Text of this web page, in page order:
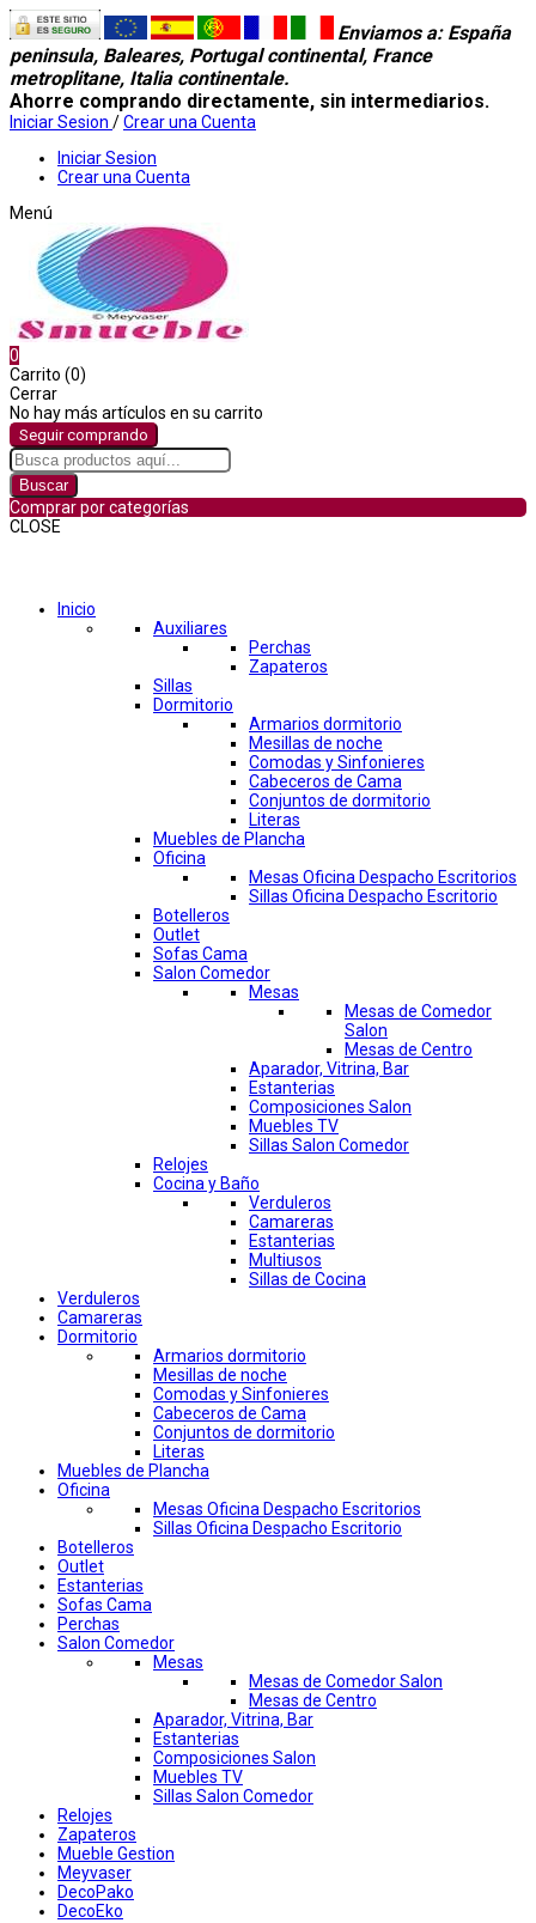
Enviamos a: España
peninsula, Baleares, Portugal continental, France
metroplitane, Italia continentale.
Ahorre comprando directamente, sin intermediarios.
Iniciar Sesion /Crear una Cuenta
Iniciar Sesion
Crear una Cuenta
Menú
0
Carrito (0)
Cerrar
No hay más artículos en su carrito
Seguir comprando
Buscar
Comprar por categorías
CLOSE
Inicio
Auxiliares
Perchas
Zapateros
Sillas
Dormitorio
Armarios dormitorio
Mesillas de noche
Comodas y Sinfonieres
Cabeceros de Cama
Conjuntos de dormitorio
Literas
Muebles de Plancha
Oficina
Mesas Oficina Despacho Escritorios
Sillas Oficina Despacho Escritorio
Botelleros
Outlet
Sofas Cama
Salon Comedor
Mesas
Mesas de Comedor
Salon
Mesas de Centro
Aparador, Vitrina, Bar
Estanterias
Composiciones Salon
Muebles TV
Sillas Salon Comedor
Relojes
Cocina y Baño
Verduleros
Camareras
Estanterias
Multiusos
Sillas de Cocina
Verduleros
Camareras
Dormitorio
Armarios dormitorio
Mesillas de noche
Comodas y Sinfonieres
Cabeceros de Cama
Conjuntos de dormitorio
Literas
Muebles de Plancha
Oficina
Mesas Oficina Despacho Escritorios
Sillas Oficina Despacho Escritorio
Botelleros
Outlet
Estanterias
Sofas Cama
Perchas
Salon Comedor
Mesas
Mesas de Comedor Salon
Mesas de Centro
Aparador, Vitrina, Bar
Estanterias
Composiciones Salon
Muebles TV
Sillas Salon Comedor
Relojes
Zapateros
Mueble Gestion
Meyvaser
DecoPako
DecoEko